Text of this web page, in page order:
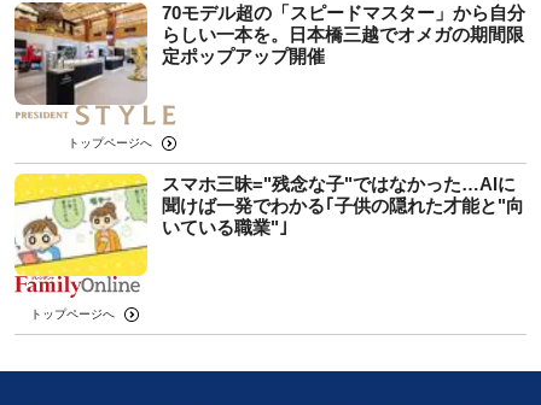
70モデル超の「スピードマスター」から自分
らしい一本を。日本橋三越でオメガの期間限
定ポップアップ開催
トップページへ
スマホ三昧="残念な子"ではなかった…AIに
聞けば一発でわかる｢子供の隠れた才能と"向
いている職業"｣
トップページへ